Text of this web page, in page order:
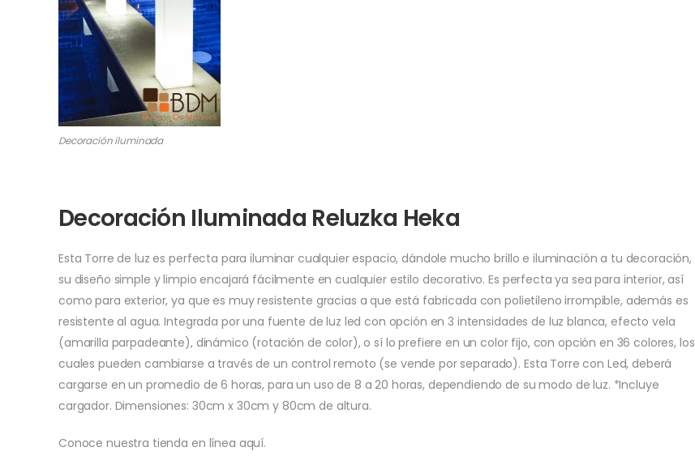
Decoración iluminada
Decoración Iluminada Reluzka Heka
Esta Torre de luz es perfecta para iluminar cualquier espacio, dándole mucho brillo e iluminación a tu decoración,
su diseño simple y limpio encajará fácilmente en cualquier estilo decorativo. Es perfecta ya sea para interior, así
como para exterior, ya que es muy resistente gracias a que está fabricada con polietileno irrompible, además es
resistente al agua. Integrada por una fuente de luz led con opción en 3 intensidades de luz blanca, efecto vela
(amarilla parpadeante), dinámico (rotación de color), o sí lo prefiere en un color fijo, con opción en 36 colores, los
cuales pueden cambiarse a través de un control remoto (se vende por separado). Esta Torre con Led, deberá
cargarse en un promedio de 6 horas, para un uso de 8 a 20 horas, dependiendo de su modo de luz. *Incluye
cargador. Dimensiones: 30cm x 30cm y 80cm de altura.
Conoce nuestra tienda en línea aquí.